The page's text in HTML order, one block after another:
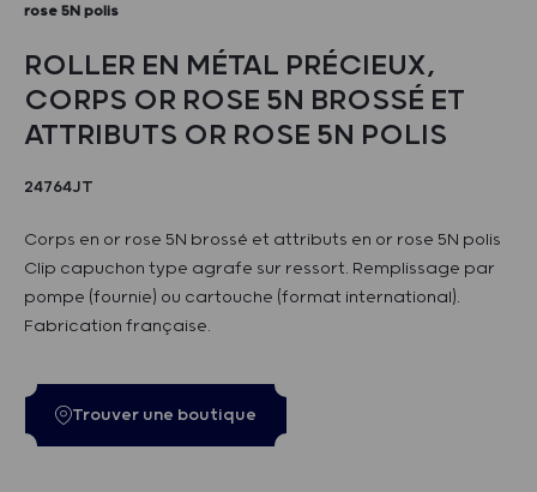
rose 5N polis
ROLLER EN MÉTAL PRÉCIEUX,
CORPS OR ROSE 5N BROSSÉ ET
ATTRIBUTS OR ROSE 5N POLIS
24764JT
Corps en or rose 5N brossé et attributs en or rose 5N polis
Clip capuchon type agrafe sur ressort. Remplissage par
pompe (fournie) ou cartouche (format international).
Fabrication française.
Trouver une boutique